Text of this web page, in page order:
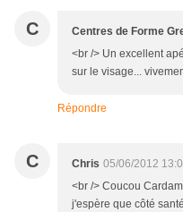
C Centres de Forme
<br /> Un excellent
sur le visage...
Répondre
C Chris 05/06/2012
<br /> Coucou
j'espère que côté